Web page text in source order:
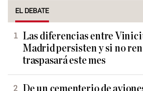
EL DEBATE
Las diferencias entre
Madrid persisten y si no
traspasará este mes